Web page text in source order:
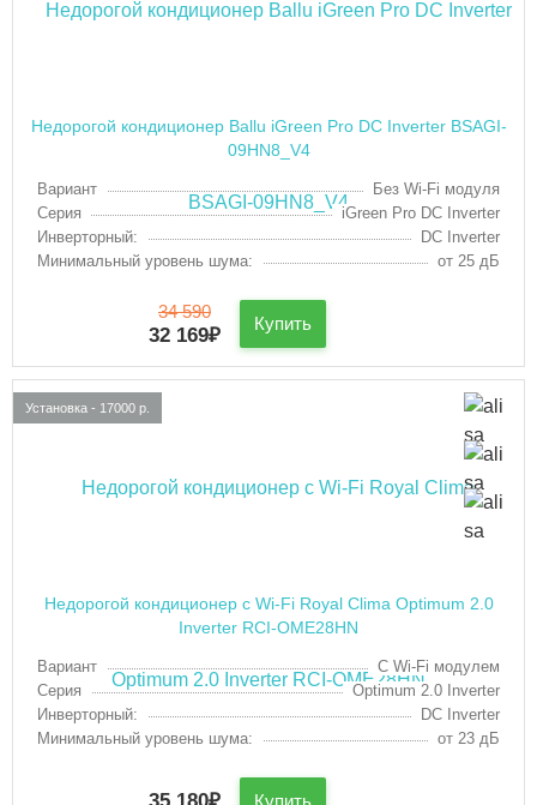
Недорогой кондиционер Ballu iGreen Pro DC Inverter BSAGI-
09HN8_V4
Вариант
Без Wi-Fi модуля
Серия
iGreen Pro DC Inverter
Инверторный:
DC Inverter
Минимальный уровень шума:
от 25 дБ
34 590
32 169₽
Купить
Недорогой кондиционер с Wi-Fi Royal Clima Optimum 2.0
Inverter RCI-OME28HN
Вариант
С Wi-Fi модулем
Серия
Optimum 2.0 Inverter
Инверторный:
DC Inverter
Минимальный уровень шума:
от 23 дБ
Купить
Установка - 17000 р.